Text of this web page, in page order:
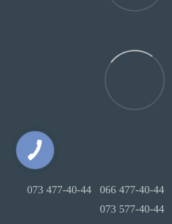
073 477-40-44 066 477-40-44
073 577-40-44